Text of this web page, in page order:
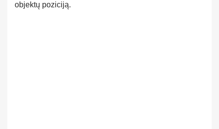
objektų poziciją.